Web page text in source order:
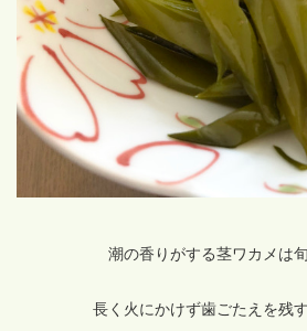
潮の香りがする茎ワカメは
長く火にかけず歯ごたえを残